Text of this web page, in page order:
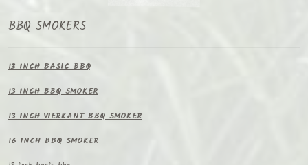
BBQ SMOKERS
13 INCH BASIC BBQ
13 INCH BBQ SMOKER
13 INCH VIERKANT BBQ SMOKER
16 INCH BBQ SMOKER